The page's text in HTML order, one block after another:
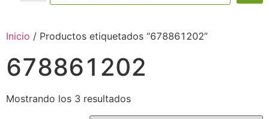
Inicio / Productos etiquetados “678861202”
678861202
Mostrando los 3 resultados